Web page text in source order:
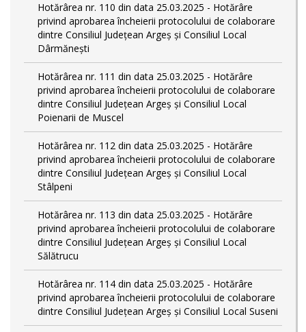
Hotărârea nr. 110 din data 25.03.2025 - Hotărâre
privind aprobarea încheierii protocolului de colaborare
dintre Consiliul Județean Argeș și Consiliul Local
Dârmănești
Hotărârea nr. 111 din data 25.03.2025 - Hotărâre
privind aprobarea încheierii protocolului de colaborare
dintre Consiliul Județean Argeș și Consiliul Local
Poienarii de Muscel
Hotărârea nr. 112 din data 25.03.2025 - Hotărâre
privind aprobarea încheierii protocolului de colaborare
dintre Consiliul Județean Argeș și Consiliul Local
Stâlpeni
Hotărârea nr. 113 din data 25.03.2025 - Hotărâre
privind aprobarea încheierii protocolului de colaborare
dintre Consiliul Județean Argeș și Consiliul Local
Sălătrucu
Hotărârea nr. 114 din data 25.03.2025 - Hotărâre
privind aprobarea încheierii protocolului de colaborare
dintre Consiliul Județean Argeș și Consiliul Local Suseni